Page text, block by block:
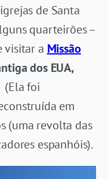
de Santa
quarteirões –
visitar a Missão
dos EUA,
(Ela foi
em
(uma revolta das
espanhóis).